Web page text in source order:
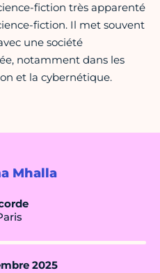
Mhalla
2025
fiction très apparenté
fiction. Il met souvent
une société
notamment dans les
et la cybernétique.